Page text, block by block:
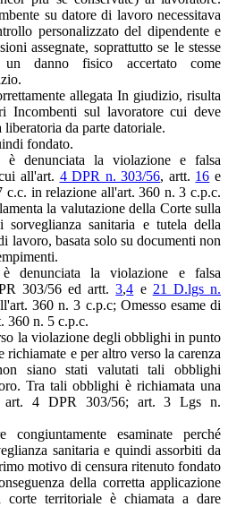
su datore di lavoro necessitava
personalizzato del dipendente e
assegnate, soprattutto se le stesse
un danno fisico accertato come
allegata In giudizio, risulta
Incombenti sul lavoratore cui deve
da parte datoriale.
fondato.
denunciata la violazione e falsa
all'art. 4 DPR n. 303/56, artt. 16 e
c.c. in relazione all'art. 360 n. 3 c.p.c.
la valutazione della Corte sulla
sanitaria e tutela della
lavoro, basata solo su documenti non
la violazione e falsa
303/56 ed artt.3,4 e 21 D.lgs n.
360 n. 3 c.p.c; Omesso esame di
360 n. 5 c.p.c.
la violazione degli obblighi in punto
e per altro verso la carenza
siano stati valutati tali obblighi
Tra tali obblighi è richiamata una
art. 4 DPR 303/56; art. 3 Lgs n.
congiuntamente esaminate perché
sanitaria e quindi assorbiti da
motivo di censura ritenuto fondato
della corretta applicazione
territoriale è chiamata a dare